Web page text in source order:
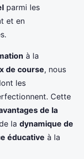
parmi les
et en
à la
de course, nous
les
Cette
de la
la dynamique de
éducative à la